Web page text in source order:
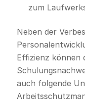
zum
Neben der
Effizienz können
auch folgende